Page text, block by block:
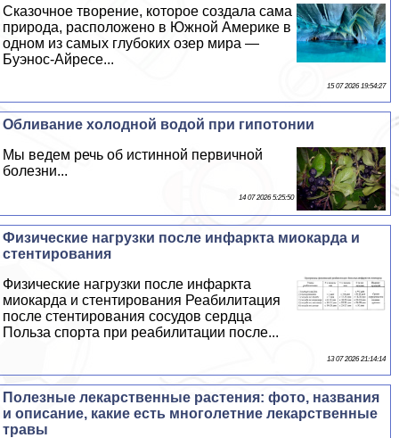
Сказочное творение, которое создала сама
природа, расположено в Южной Америке в
одном из самых глубоких озер мира —
Буэнос-Айресе...
15 07 2026 19:54:27
Обливание холодной водой при гипотонии
Мы ведем речь об истинной первичной
болезни...
14 07 2026 5:25:50
Физические нагрузки после инфаркта миокарда и
стентирования
Физические нагрузки после инфаркта
миокарда и стентирования Реабилитация
после стентирования сосудов сердца
Польза спорта при реабилитации после...
13 07 2026 21:14:14
Полезные лекарственные растения: фото, названия
и описание, какие есть многолетние лекарственные
травы